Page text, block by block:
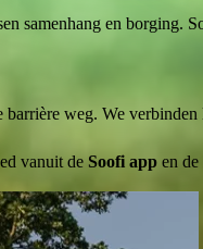
samenhang en borging.
barrière weg. We
vanuit de Soofi app en de